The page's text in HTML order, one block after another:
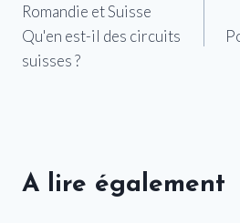
de
l’article
Romandie et Suisse
Qu'en est-il des circuits
suisses ?
A lire également